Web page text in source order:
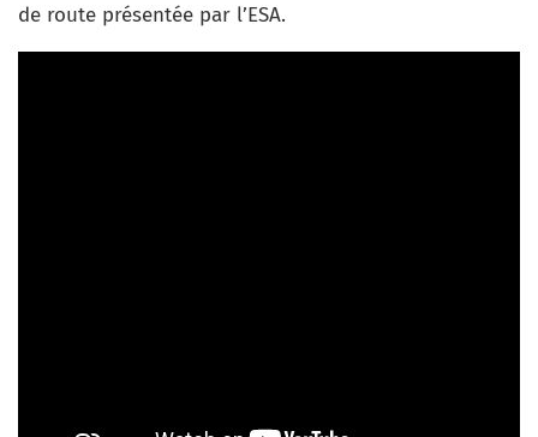
de route présentée par l’ESA.